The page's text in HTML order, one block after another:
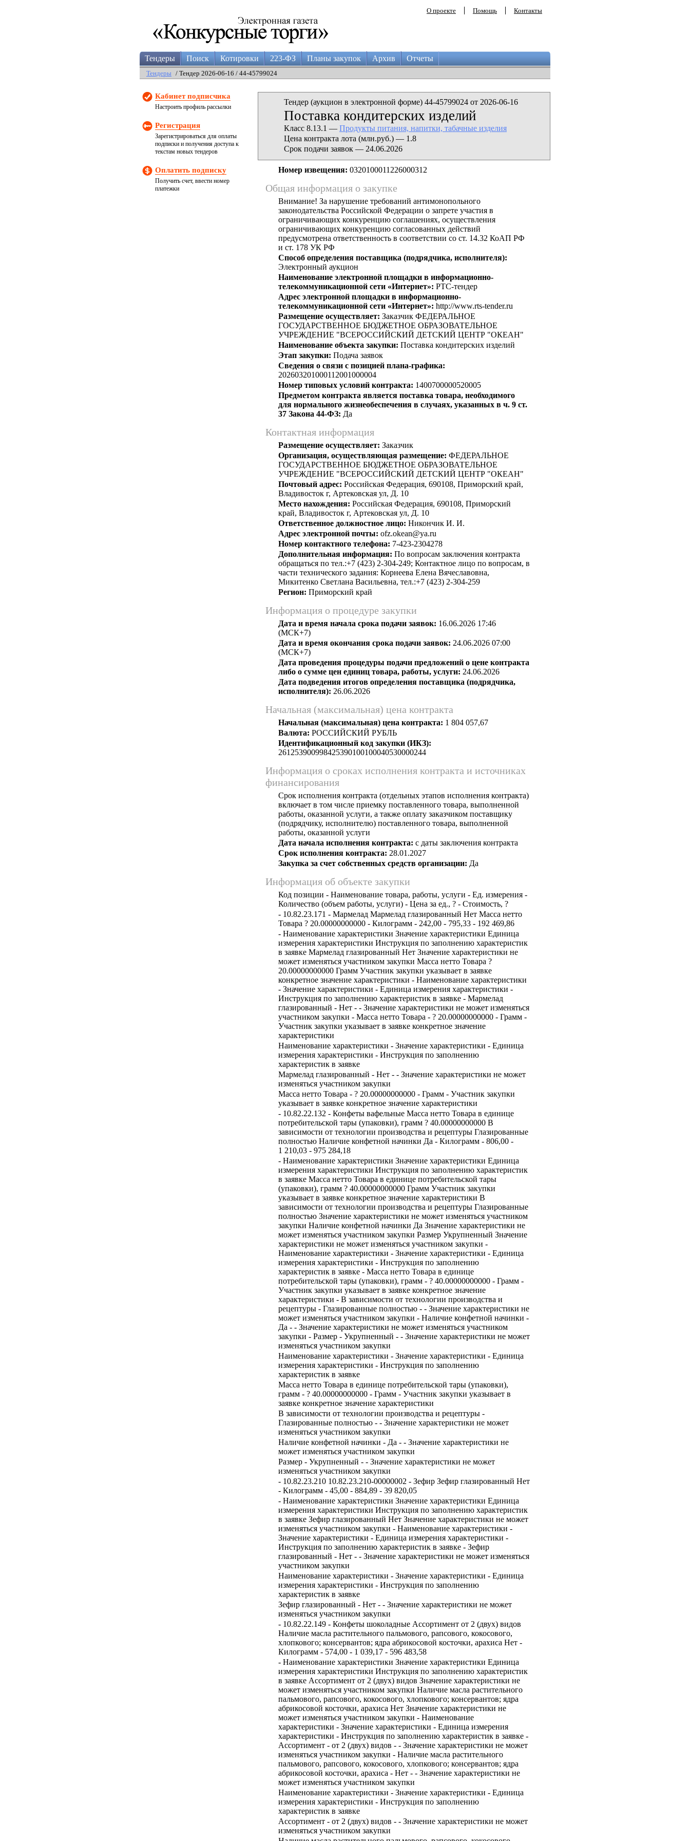
О проекте Помощь Контакты
Тендеры Поиск Котировки 223-ФЗ Планы закупок Архив Отчеты
Тендеры / Тендер 2026-06-16 / 44-45799024
Кабинет подписчика
Настроить профиль рассылки
Регистрация
Зарегистрироваться для оплаты
подписки и получения доступа к
текстам новых тендеров
Оплатить подписку
Получить счет, ввести номер
платежки
Тендер (аукцион в электронной форме) 44-45799024 от 2026-06-16
Поставка кондитерских изделий
Класс 8.13.1 — Продукты питания, напитки, табачные изделия
Цена контракта лота (млн.руб.) — 1.8
Срок подачи заявок — 24.06.2026
Номер извещения: 0320100011226000312
Общая информация о закупке
Внимание! За нарушение требований антимонопольного
законодательства Российской Федерации о запрете участия в
ограничивающих конкуренцию соглашениях, осуществления
ограничивающих конкуренцию согласованных действий
предусмотрена ответственность в соответствии со ст. 14.32 КоАП РФ
и ст. 178 УК РФ
Способ определения поставщика (подрядчика, исполнителя):
Электронный аукцион
Наименование электронной площадки в информационно-
телекоммуникационной сети «Интернет»: РТС-тендер
Адрес электронной площадки в информационно-
телекоммуникационной сети «Интернет»: http://www.rts-tender.ru
Размещение осуществляет: Заказчик ФЕДЕРАЛЬНОЕ
ГОСУДАРСТВЕННОЕ БЮДЖЕТНОЕ ОБРАЗОВАТЕЛЬНОЕ
УЧРЕЖДЕНИЕ "ВСЕРОССИЙСКИЙ ДЕТСКИЙ ЦЕНТР "ОКЕАН"
Наименование объекта закупки: Поставка кондитерских изделий
Этап закупки: Подача заявок
Сведения о связи с позицией плана-графика:
202603201000112001000004
Номер типовых условий контракта: 1400700000520005
Предметом контракта является поставка товара, необходимого
для нормального жизнеобеспечения в случаях, указанных в ч. 9 ст.
37 Закона 44-ФЗ: Да
Контактная информация
Размещение осуществляет: Заказчик
Организация, осуществляющая размещение: ФЕДЕРАЛЬНОЕ
ГОСУДАРСТВЕННОЕ БЮДЖЕТНОЕ ОБРАЗОВАТЕЛЬНОЕ
УЧРЕЖДЕНИЕ "ВСЕРОССИЙСКИЙ ДЕТСКИЙ ЦЕНТР "ОКЕАН"
Почтовый адрес: Российская Федерация, 690108, Приморский край,
Владивосток г, Артековская ул, Д. 10
Место нахождения: Российская Федерация, 690108, Приморский
край, Владивосток г, Артековская ул, Д. 10
Ответственное должностное лицо: Никончик И. И.
Адрес электронной почты: ofz.okean@ya.ru
Номер контактного телефона: 7-423-2304278
Дополнительная информация: По вопросам заключения контракта
обращаться по тел.:+7 (423) 2-304-249; Контактное лицо по вопросам, в
части технического задания: Корнеева Елена Вячеславовна,
Микитенко Светлана Васильевна, тел.:+7 (423) 2-304-259
Регион: Приморский край
Информация о процедуре закупки
Дата и время начала срока подачи заявок: 16.06.2026 17:46
(МСК+7)
Дата и время окончания срока подачи заявок: 24.06.2026 07:00
(МСК+7)
Дата проведения процедуры подачи предложений о цене контракта
либо о сумме цен единиц товара, работы, услуги: 24.06.2026
Дата подведения итогов определения поставщика (подрядчика,
исполнителя): 26.06.2026
Начальная (максимальная) цена контракта
Начальная (максимальная) цена контракта: 1 804 057,67
Валюта: РОССИЙСКИЙ РУБЛЬ
Идентификационный код закупки (ИКЗ):
261253900998425390100100040530000244
Информация о сроках исполнения контракта и источниках
финансирования
Срок исполнения контракта (отдельных этапов исполнения контракта)
включает в том числе приемку поставленного товара, выполненной
работы, оказанной услуги, а также оплату заказчиком поставщику
(подрядчику, исполнителю) поставленного товара, выполненной
работы, оказанной услуги
Дата начала исполнения контракта: с даты заключения контракта
Срок исполнения контракта: 28.01.2027
Закупка за счет собственных средств организации: Да
Информация об объекте закупки
Код позиции - Наименование товара, работы, услуги - Ед. измерения -
Количество (объем работы, услуги) - Цена за ед., ? - Стоимость, ?
- 10.82.23.171 - Мармелад Мармелад глазированный Нет Масса нетто
Товара ? 20.00000000000 - Килограмм - 242,00 - 795,33 - 192 469,86
- Наименование характеристики Значение характеристики Единица
измерения характеристики Инструкция по заполнению характеристик
в заявке Мармелад глазированный Нет Значение характеристики не
может изменяться участником закупки Масса нетто Товара ?
20.00000000000 Грамм Участник закупки указывает в заявке
конкретное значение характеристики - Наименование характеристики
- Значение характеристики - Единица измерения характеристики -
Инструкция по заполнению характеристик в заявке - Мармелад
глазированный - Нет - - Значение характеристики не может изменяться
участником закупки - Масса нетто Товара - ? 20.00000000000 - Грамм -
Участник закупки указывает в заявке конкретное значение
характеристики
Наименование характеристики - Значение характеристики - Единица
измерения характеристики - Инструкция по заполнению
характеристик в заявке
Мармелад глазированный - Нет - - Значение характеристики не может
изменяться участником закупки
Масса нетто Товара - ? 20.00000000000 - Грамм - Участник закупки
указывает в заявке конкретное значение характеристики
- 10.82.22.132 - Конфеты вафельные Масса нетто Товара в единице
потребительской тары (упаковки), грамм ? 40.00000000000 В
зависимости от технологии производства и рецептуры Глазированные
полностью Наличие конфетной начинки Да - Килограмм - 806,00 -
1 210,03 - 975 284,18
- Наименование характеристики Значение характеристики Единица
измерения характеристики Инструкция по заполнению характеристик
в заявке Масса нетто Товара в единице потребительской тары
(упаковки), грамм ? 40.00000000000 Грамм Участник закупки
указывает в заявке конкретное значение характеристики В
зависимости от технологии производства и рецептуры Глазированные
полностью Значение характеристики не может изменяться участником
закупки Наличие конфетной начинки Да Значение характеристики не
может изменяться участником закупки Размер Укрупненный Значение
характеристики не может изменяться участником закупки -
Наименование характеристики - Значение характеристики - Единица
измерения характеристики - Инструкция по заполнению
характеристик в заявке - Масса нетто Товара в единице
потребительской тары (упаковки), грамм - ? 40.00000000000 - Грамм -
Участник закупки указывает в заявке конкретное значение
характеристики - В зависимости от технологии производства и
рецептуры - Глазированные полностью - - Значение характеристики не
может изменяться участником закупки - Наличие конфетной начинки -
Да - - Значение характеристики не может изменяться участником
закупки - Размер - Укрупненный - - Значение характеристики не может
изменяться участником закупки
Наименование характеристики - Значение характеристики - Единица
измерения характеристики - Инструкция по заполнению
характеристик в заявке
Масса нетто Товара в единице потребительской тары (упаковки),
грамм - ? 40.00000000000 - Грамм - Участник закупки указывает в
заявке конкретное значение характеристики
В зависимости от технологии производства и рецептуры -
Глазированные полностью - - Значение характеристики не может
изменяться участником закупки
Наличие конфетной начинки - Да - - Значение характеристики не
может изменяться участником закупки
Размер - Укрупненный - - Значение характеристики не может
изменяться участником закупки
- 10.82.23.210 10.82.23.210-00000002 - Зефир Зефир глазированный Нет
- Килограмм - 45,00 - 884,89 - 39 820,05
- Наименование характеристики Значение характеристики Единица
измерения характеристики Инструкция по заполнению характеристик
в заявке Зефир глазированный Нет Значение характеристики не может
изменяться участником закупки - Наименование характеристики -
Значение характеристики - Единица измерения характеристики -
Инструкция по заполнению характеристик в заявке - Зефир
глазированный - Нет - - Значение характеристики не может изменяться
участником закупки
Наименование характеристики - Значение характеристики - Единица
измерения характеристики - Инструкция по заполнению
характеристик в заявке
Зефир глазированный - Нет - - Значение характеристики не может
изменяться участником закупки
- 10.82.22.149 - Конфеты шоколадные Ассортимент от 2 (двух) видов
Наличие масла растительного пальмового, рапсового, кокосового,
хлопкового; консервантов; ядра абрикосовой косточки, арахиса Нет -
Килограмм - 574,00 - 1 039,17 - 596 483,58
- Наименование характеристики Значение характеристики Единица
измерения характеристики Инструкция по заполнению характеристик
в заявке Ассортимент от 2 (двух) видов Значение характеристики не
может изменяться участником закупки Наличие масла растительного
пальмового, рапсового, кокосового, хлопкового; консервантов; ядра
абрикосовой косточки, арахиса Нет Значение характеристики не
может изменяться участником закупки - Наименование
характеристики - Значение характеристики - Единица измерения
характеристики - Инструкция по заполнению характеристик в заявке -
Ассортимент - от 2 (двух) видов - - Значение характеристики не может
изменяться участником закупки - Наличие масла растительного
пальмового, рапсового, кокосового, хлопкового; консервантов; ядра
абрикосовой косточки, арахиса - Нет - - Значение характеристики не
может изменяться участником закупки
Наименование характеристики - Значение характеристики - Единица
измерения характеристики - Инструкция по заполнению
характеристик в заявке
Ассортимент - от 2 (двух) видов - - Значение характеристики не может
изменяться участником закупки